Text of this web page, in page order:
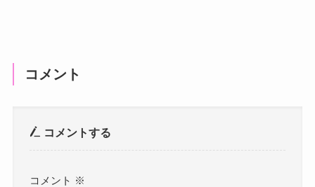
コメント
コメントする
コメント ※